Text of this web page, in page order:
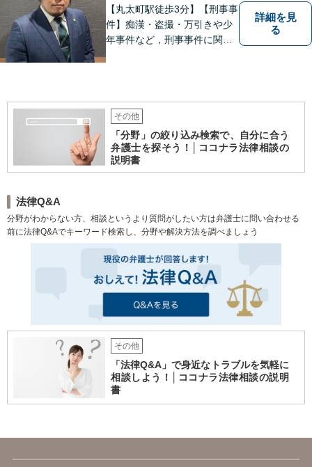
【丸太町駅徒歩3分】【刑事事
件】痴漢・盗撮・万引きや少
年事件など，刑事事件に関す
ります。家族が逮捕されてし
まった場合もご相談くださ
い。初回接見サービスも行っ
ています。
詳細を見
る
その他
「分野」の絞り込み検索で、自分に合う
弁護士を探そう！│ココナラ法律相談の
説明書
法律Q&A
分野がわからない方、相談というより質問がしたい方は弁護士に問い合わせる
前に法律Q&Aでキーワード検索し、分野や解決方法を調べましょう
その他
「法律Q&A」で身近なトラブルを気軽に
相談しよう！│ココナラ法律相談の説明
書